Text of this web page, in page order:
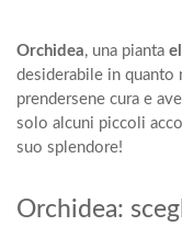
Orchidea, una pianta
desiderabile in quanto
prendersene cura e
solo alcuni piccoli
suo splendore!
Orchidea: